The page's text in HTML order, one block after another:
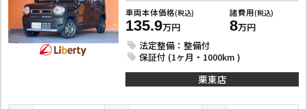
車両本体価格(税込)
135.9万円
諸費用(税込)
8万円
法定整備：整備付
保証付 (1ヶ月・1000km )
栗東店